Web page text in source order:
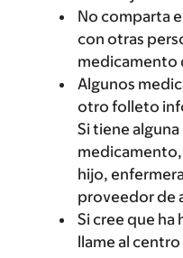
No comparta
con otras
medicamento
Algunos
otro folleto
Si tiene
medicamento,
hijo,
proveedor de
Si cree que ha
llame al